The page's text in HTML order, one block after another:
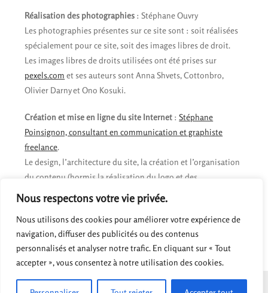
Nous respectons votre vie privée.
Nous utilisons des cookies pour améliorer votre expérience de
navigation, diffuser des publicités ou des contenus
personnalisés et analyser notre trafic. En cliquant sur « Tout
accepter », vous consentez à notre utilisation des cookies.
Réalisation des photographies : Stéphane Ouvry
Les photographies présentes sur ce site sont : soit réalisées
spécialement pour ce site, soit des images libres de droit.
Les images libres de droits utilisées ont été prises sur
pexels.com et ses auteurs sont Anna Shvets, Cottonbro,
Olivier Darny et Ono Kosuki.
Création et mise en ligne du site Internet :Stéphane
Poinsignon, consultant en communication et graphiste
freelance.
Le design, l’architecture du site, la création et l’organisation
du contenu (hormis la réalisation du logo et des
photographies), ainsi que sa mise en ligne ont été réalisés
par Stéphane Poinsignon, consultant en communication et
graphiste freelance, avec la validation de Stéphane Ouvry.
MENTIONS LÉGALES DONNÉES & COOKIES CRÉDITS